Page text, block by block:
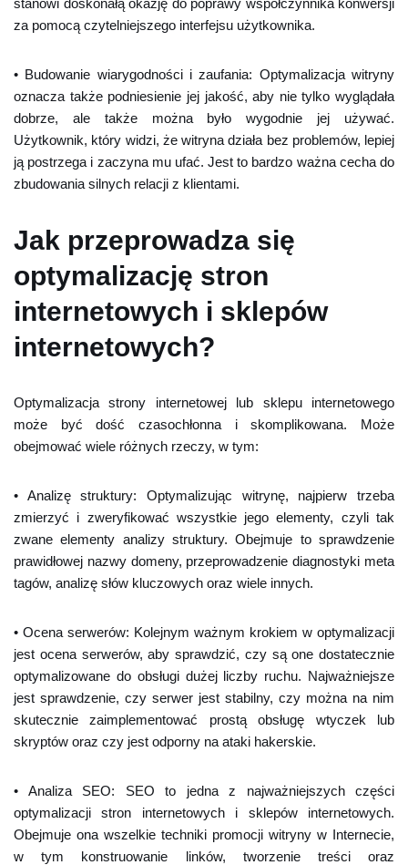
stanowi doskonałą okazję do poprawy współczynnika konwersji
za pomocą czytelniejszego interfejsu użytkownika.
• Budowanie wiarygodności i zaufania: Optymalizacja witryny
oznacza także podniesienie jej jakość, aby nie tylko wyglądała
dobrze, ale także można było wygodnie jej używać.
Użytkownik, który widzi, że witryna działa bez problemów, lepiej
ją postrzega i zaczyna mu ufać. Jest to bardzo ważna cecha do
zbudowania silnych relacji z klientami.
Jak przeprowadza się
optymalizację stron
internetowych i sklepów
internetowych?
Optymalizacja strony internetowej lub sklepu internetowego
może być dość czasochłonna i skomplikowana. Może
obejmować wiele różnych rzeczy, w tym:
• Analizę struktury: Optymalizując witrynę, najpierw trzeba
zmierzyć i zweryfikować wszystkie jego elementy, czyli tak
zwane elementy analizy struktury. Obejmuje to sprawdzenie
prawidłowej nazwy domeny, przeprowadzenie diagnostyki meta
tagów, analizę słów kluczowych oraz wiele innych.
• Ocena serwerów: Kolejnym ważnym krokiem w optymalizacji
jest ocena serwerów, aby sprawdzić, czy są one dostatecznie
optymalizowane do obsługi dużej liczby ruchu. Najważniejsze
jest sprawdzenie, czy serwer jest stabilny, czy można na nim
skutecznie zaimplementować prostą obsługę wtyczek lub
skryptów oraz czy jest odporny na ataki hakerskie.
• Analiza SEO: SEO to jedna z najważniejszych części
optymalizacji stron internetowych i sklepów internetowych.
Obejmuje ona wszelkie techniki promocji witryny w Internecie,
w tym konstruowanie linków, tworzenie treści oraz